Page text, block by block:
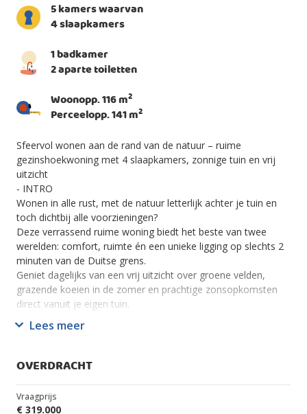
5 kamers waarvan
4 slaapkamers
1 badkamer
2 aparte toiletten
Woonopp. 116 m2
Perceelopp. 141 m2
Sfeervol wonen aan de rand van de natuur – ruime
gezinshoekwoning met 4 slaapkamers, zonnige tuin en vrij
uitzicht
- INTRO
Wonen in alle rust, met de natuur letterlijk achter je tuin en
toch dichtbij alle voorzieningen?
Deze verrassend ruime woning biedt het beste van twee
werelden: comfort, ruimte én een unieke ligging op slechts 2
minuten van de Duitse grens.
Geniet dagelijks van een vrij uitzicht over groene velden,
grazende koeien in de zomer en prachtige zonsopkomsten
direct vanuit je eigen tuin.
- LOCATIE
De woning is gelegen in een rustige, groene omgeving en
Winkelcentrum op ca. 10 minuten loopafstand
Ideaal voor gezinnen
Slechts 2 minuten van de Duitse grens
Lees meer
OVERDRACHT
Vraagprijs
€ 319.000